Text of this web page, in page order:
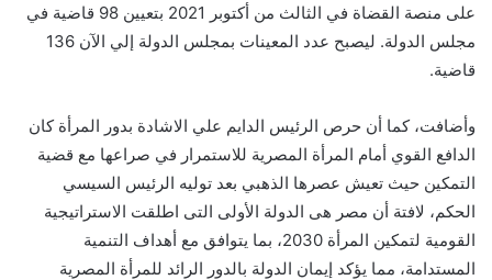
على منصة القضاة في الثالث من أكتوبر 2021 بتعيين 98 قاضية في
مجلس الدولة. ليصبح عدد المعينات بمجلس الدولة إلي الآن 136
قاضية.
وأضافت، كما أن حرص الرئيس الدايم علي الاشادة بدور المرأة كان
الدافع القوي أمام المرأة المصرية للاستمرار في صراعها مع قضية
التمكين حيث تعيش عصرها الذهبي بعد توليه الرئيس السيسي
الحكم، لافتة أن مصر هى الدولة الأولى التى اطلقت الاستراتيجية
القومية لتمكين المرأة 2030، بما يتوافق مع أهداف التنمية
المستدامة، مما يؤكد إيمان الدولة بالدور الرائد للمرأة المصرية